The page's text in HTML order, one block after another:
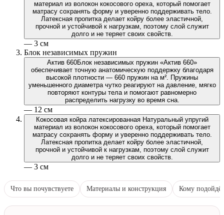
материал из волокон кокосового ореха, который помогает
матрасу сохранять форму и уверенно поддерживать тело.
Латексная пропитка делает койру более эластичной,
прочной и устойчивой к нагрузкам, поэтому слой служит
долго и не теряет своих свойств.
— 3 см
Блок независимых пружин
Актив 660Блок независимых пружин «Актив 660»
обеспечивает точную анатомическую поддержку благодаря
высокой плотности — 660 пружин на м². Пружины
уменьшенного диаметра чутко реагируют на давление, мягко
повторяют контуры тела и помогают равномерно
распределить нагрузку во время сна.
— 12 см
Кокосовая койра латексированнаяНатуральный упругий
материал из волокон кокосового ореха, который помогает
матрасу сохранять форму и уверенно поддерживать тело.
Латексная пропитка делает койру более эластичной,
прочной и устойчивой к нагрузкам, поэтому слой служит
долго и не теряет своих свойств.
— 3 см
Что вы почувствуете Материалы и конструкция Кому подойдёт